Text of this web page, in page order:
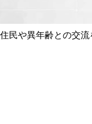
や異年齢との交流